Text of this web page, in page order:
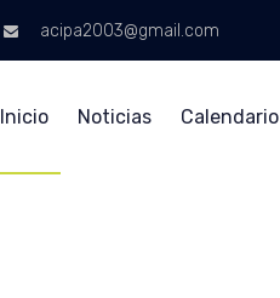
acipa2003@gmail.com
Inicio Noticias Calendario